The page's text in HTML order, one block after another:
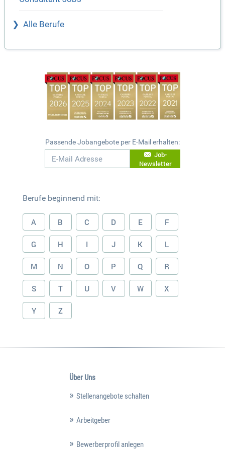
Alle Berufe
Passende Jobangebote per E-Mail erhalten:
Job-
Newsletter
Berufe beginnend mit:
A B C D E F
G H I J K L
M N O P Q R
S T U V W X
Y Z
Über Uns
Stellenangebote schalten
Arbeitgeber
Bewerberprofil anlegen